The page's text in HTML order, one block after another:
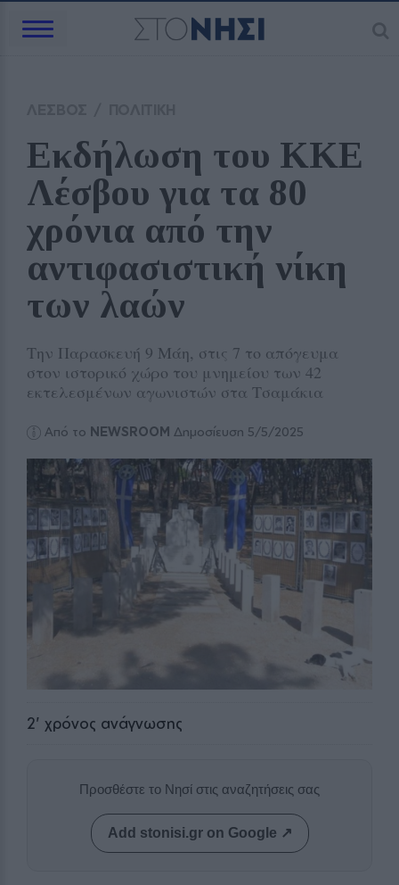
Εκδήλωση του ΚΚΕ
Λέσβου για τα 80
χρόνια από την
αντιφασιστική νίκη
των λαών
Την Παρασκευή 9 Μάη, στις 7 το απόγευμα
στον ιστορικό χώρο του μνημείου των 42
εκτελεσμένων αγωνιστών στα Τσαμάκια
Από το NEWSROOM Δημοσίευση 5/5/2025
2' χρόνος ανάγνωσης
Προσθέστε το Νησί στις αναζητήσεις σας
Add stonisi.gr on Google ↗